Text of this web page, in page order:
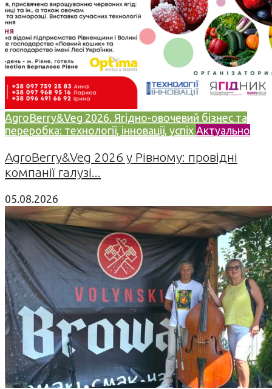
AgroBerry&Veg 2026. Ягідно-овочевий бізнес та
переробка: технології, інновації, успіх Актуально
AgroBerry&Veg 2026 у Рівному: провідні
компанії галузі...
05.08.2026